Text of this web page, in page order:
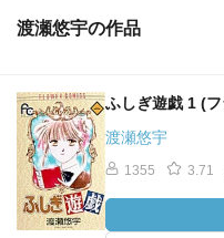
渡瀬悠宇の作品
ふしぎ遊戯 1 (
渡瀬悠宇
1355 3.71